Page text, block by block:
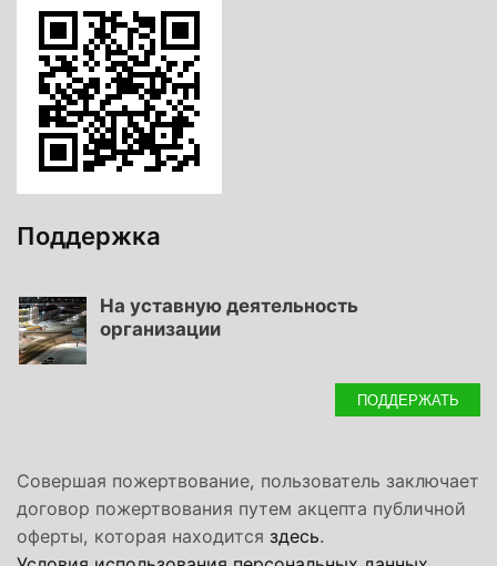
Поддержка
На уставную деятельность
организации
ПОДДЕРЖАТЬ
Совершая пожертвование, пользователь заключает
договор пожертвования путем акцепта публичной
оферты, которая находится здесь.